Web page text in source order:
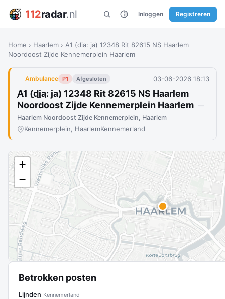
112radar.nl Inloggen Registreren
Home › Haarlem › A1 (dia: ja) 12348 Rit 82615 NS Haarlem
Noordoost Zijde Kennemerplein Haarlem
Ambulance P1 Afgesloten 03-06-2026 18:13
A1 (dia: ja) 12348 Rit 82615 NS Haarlem
Noordoost Zijde Kennemerplein Haarlem —
Haarlem Noordoost Zijde Kennemerplein, Haarlem
Kennemerplein, HaarlemKennemerland
+
−
Betrokken posten
Lijnden Kennemerland